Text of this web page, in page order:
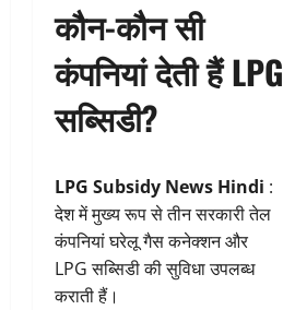
कौन-कौन सी
कंपनियां देती हैं LPG
सब्सिडी?
LPG Subsidy News Hindi :
देश में मुख्य रूप से तीन सरकारी तेल
कंपनियां घरेलू गैस कनेक्शन और
LPG सब्सिडी की सुविधा उपलब्ध
कराती हैं।